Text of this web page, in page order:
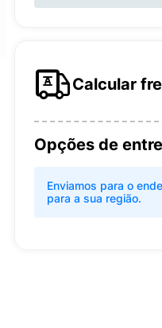
Calcular
Opções de
Enviamos para o
para a sua região.